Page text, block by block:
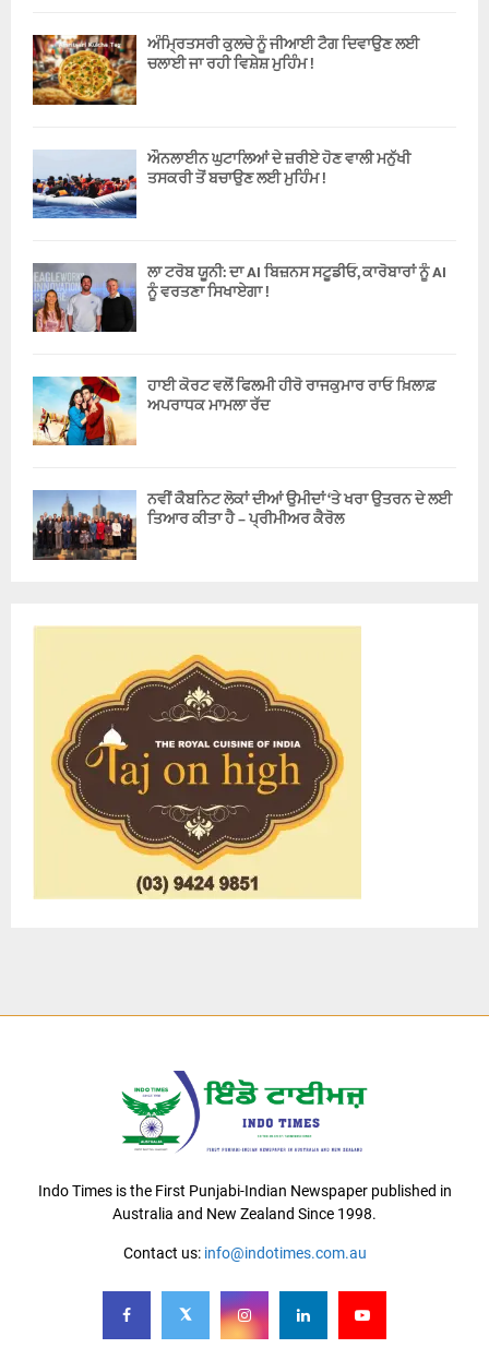
ਅੰਮ੍ਰਿਤਸਰੀ ਕੁਲਚੇ ਨੂੰ ਜੀਆਈ ਟੈਗ ਦਿਵਾਉਣ ਲਈ
ਚਲਾਈ ਜਾ ਰਹੀ ਵਿਸ਼ੇਸ਼ ਮੁਹਿੰਮ !
ਔਨਲਾਈਨ ਘੁਟਾਲਿਆਂ ਦੇ ਜ਼ਰੀਏ ਹੋਣ ਵਾਲੀ ਮਨੁੱਖੀ
ਤਸਕਰੀ ਤੋਂ ਬਚਾਉਣ ਲਈ ਮੁਹਿੰਮ !
ਲਾ ਟਰੋਬ ਯੂਨੀ: ਦਾ AI ਬਿਜ਼ਨਸ ਸਟੂਡੀਓ, ਕਾਰੋਬਾਰਾਂ ਨੂੰ AI
ਨੂੰ ਵਰਤਣਾ ਸਿਖਾਏਗਾ !
ਹਾਈ ਕੋਰਟ ਵਲੋਂ ਫਿਲਮੀ ਹੀਰੋ ਰਾਜਕੁਮਾਰ ਰਾਓ ਖ਼ਿਲਾਫ਼
ਅਪਰਾਧਕ ਮਾਮਲਾ ਰੱਦ
ਨਵੀਂ ਕੈਬਨਿਟ ਲੋਕਾਂ ਦੀਆਂ ਉਮੀਦਾਂ ‘ਤੇ ਖਰਾ ਉਤਰਨ ਦੇ ਲਈ
ਤਿਆਰ ਕੀਤਾ ਹੈ – ਪ੍ਰੀਮੀਅਰ ਕੈਰੋਲ
Indo Times is the First Punjabi-Indian Newspaper published in
Australia and New Zealand Since 1998.
Contact us: info@indotimes.com.au